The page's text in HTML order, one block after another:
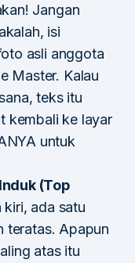
Jangan
isi
asli anggota
Master. Kalau
teks itu
kembali ke layar
untuk
(Top
kiri, ada satu
teratas. Apapun
atas itu